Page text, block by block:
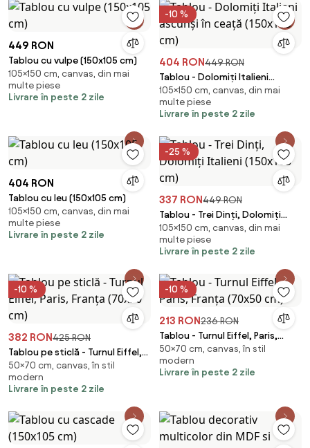
449 RON
Tablou cu vulpe (150x105 cm)
105×150 cm, canvas, din mai
multe piese
Livrare în peste 2 zile
-10 %
404 RON449 RON
Tablou - Dolomiți Italieni
ascunși în ceață (150x105 cm)
105×150 cm, canvas, din mai
multe piese
Livrare în peste 2 zile
404 RON
Tablou cu leu (150x105 cm)
105×150 cm, canvas, din mai
multe piese
Livrare în peste 2 zile
-25 %
337 RON449 RON
Tablou - Trei Dinți, Dolomiți
Italieni (150x105 cm)
105×150 cm, canvas, din mai
multe piese
Livrare în peste 2 zile
-10 %
382 RON425 RON
Tablou pe sticlă - Turnul Eiffel,
Paris, Franța (70x50 cm)
50×70 cm, canvas, în stil
modern
Livrare în peste 2 zile
-10 %
213 RON236 RON
Tablou - Turnul Eiffel, Paris,
Franța (70x50 cm)
50×70 cm, canvas, în stil
modern
Livrare în peste 2 zile